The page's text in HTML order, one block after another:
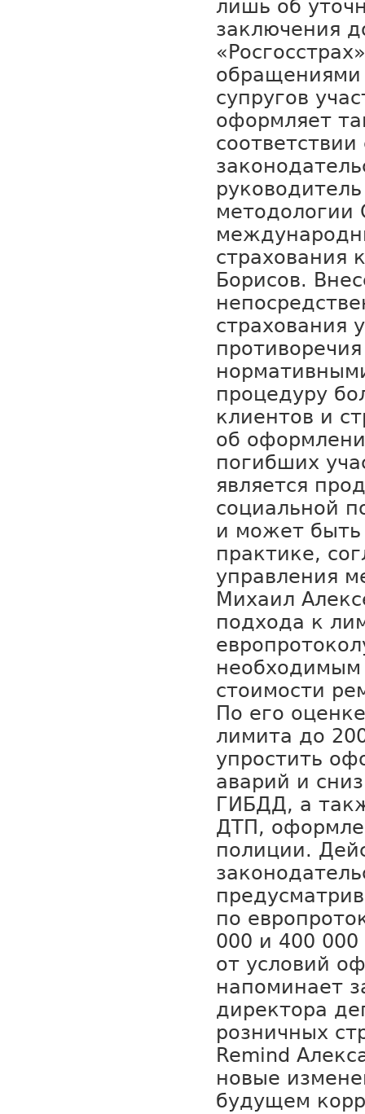
лишь об
заключения
супругов
оформляет
страхования
Борисов.
страхования
процедуру
клиентов и
об
погибших
является
социальной
и может быть
практике,
управления
Михаил
подхода к
стоимости
По его
лимита до
упростить
аварий и
ГИБДД, а
ДТП,
полиции.
по
000 и 400 000
от условий
напоминает
директора
розничных
Remind
новые
будущем